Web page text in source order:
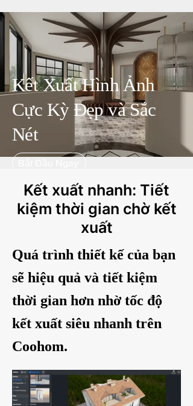
Kết Xuất Hình Ảnh
Cực Kỳ Đẹp và Sắc
Nét
Kết xuất nhanh: Tiết
kiệm thời gian chờ kết
xuất
Quá trình thiết kế của bạn
sẽ hiệu quả và tiết kiệm
thời gian hơn nhờ tốc độ
kết xuất siêu nhanh trên
Coohom.